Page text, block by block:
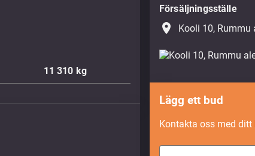
11 310 kg
Försäljningsställe
place Kooli 10, Rummu
Lägg ett bud
Kontakta oss med